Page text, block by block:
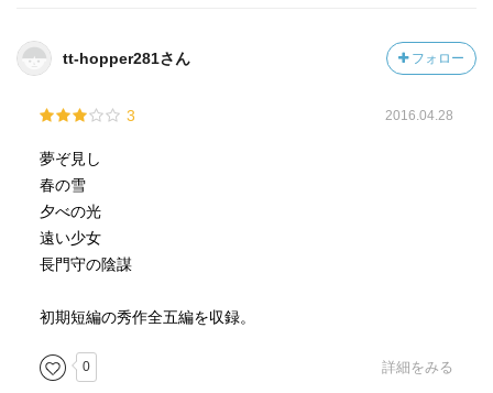
tt-hopper281さん フォロー
3 2016.04.28
夢ぞ見し
春の雪
夕べの光
遠い少女
長門守の陰謀
初期短編の秀作全五編を収録。
0 詳細をみる